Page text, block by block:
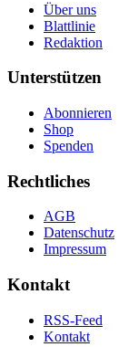
Über uns
Blattlinie
Redaktion
Unterstützen
Abonnieren
Shop
Spenden
Rechtliches
AGB
Datenschutz
Impressum
Kontakt
RSS-Feed
Kontakt